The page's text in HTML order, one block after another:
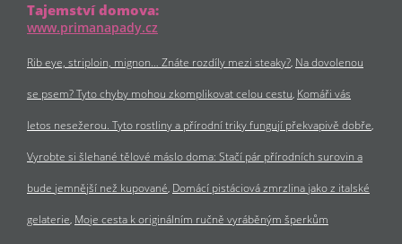
Tajemství domova:
www.primanapady.cz
Rib eye, striploin, mignon… Znáte rozdíly mezi steaky? Na dovolenou
se psem? Tyto chyby mohou zkomplikovat celou cestu Komáři vás
letos nesežerou. Tyto rostliny a přírodní triky fungují překvapivě dobře
Vyrobte si šlehané tělové máslo doma: Stačí pár přírodních surovin a
bude jemnější než kupované Domácí pistáciová zmrzlina jako z italské
gelaterie Moje cesta k originálním ručně vyráběným šperkům